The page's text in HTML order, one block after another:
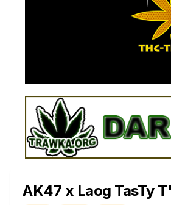
AK47 x Laog TasTy